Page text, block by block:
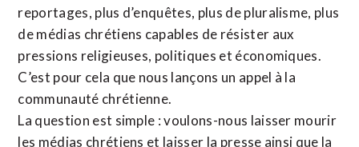
reportages, plus d’enquêtes, plus de pluralisme, plus
de médias chrétiens capables de résister aux
pressions religieuses, politiques et économiques.
C’est pour cela que nous lançons un appel à la
communauté chrétienne.
La question est simple : voulons-nous laisser mourir
les médias chrétiens et laisser la presse ainsi que la